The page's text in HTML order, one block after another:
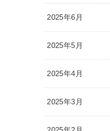
2025年6月
2025年5月
2025年4月
2025年3月